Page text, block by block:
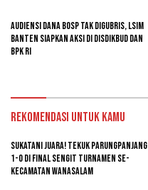
Audiensi Dana BOSP Tak Digubris, LSIM
Banten Siapkan Aksi di Disdikbud dan
BPK RI
Rekomendasi untuk kamu
Sukatani Juara! Tekuk Parungpanjang
1-0 di Final Sengit Turnamen se-
Kecamatan Wanasalam